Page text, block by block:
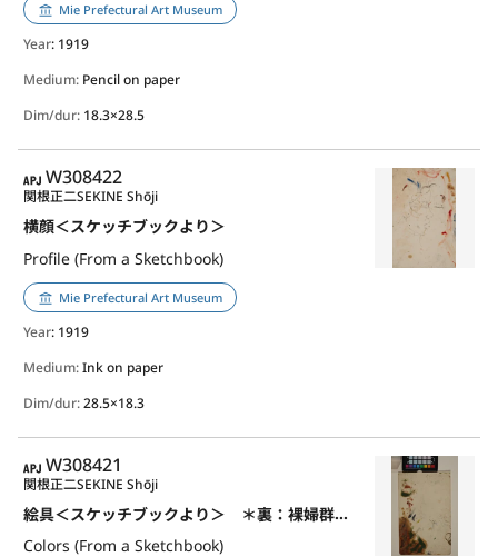
Mie Prefectural Art Museum
Year: 1919
Medium: Pencil on paper
Dim/dur: 18.3×28.5
APJ
W308422
横顔＜スケッチブックより＞
Profile (From a Sketchbook)
関根正二SEKINE Shōji
Mie Prefectural Art Museum
Year: 1919
Medium:Ink on paper
Dim/dur:28.5×18.3
APJ
W308421
絵具＜スケッチブックより＞ ＊裏：裸婦群像習作
Colors (From a Sketchbook)
関根正二SEKINE Shōji